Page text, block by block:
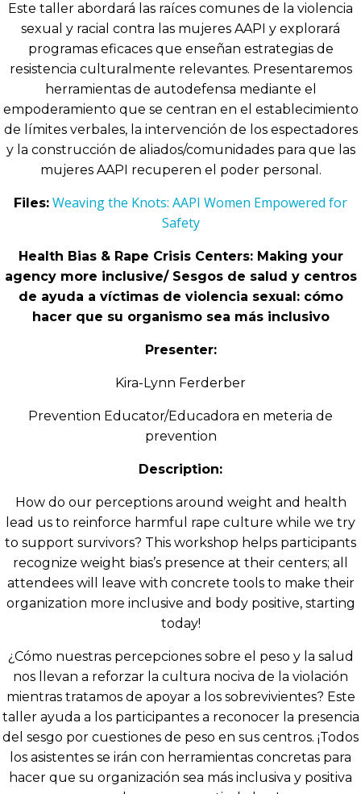
Este taller abordará las raíces comunes de la violencia
sexual y racial contra las mujeres AAPI y explorará
programas eficaces que enseñan estrategias de
resistencia culturalmente relevantes. Presentaremos
herramientas de autodefensa mediante el
empoderamiento que se centran en el establecimiento
de límites verbales, la intervención de los espectadores
y la construcción de aliados/comunidades para que las
mujeres AAPI recuperen el poder personal.
Files: Weaving the Knots: AAPI Women Empowered for
Safety
Health Bias & Rape Crisis Centers: Making your
agency more inclusive/ Sesgos de salud y centros
de ayuda a víctimas de violencia sexual: cómo
hacer que su organismo sea más inclusivo
Presenter:
Kira-Lynn Ferderber
Prevention Educator/Educadora en meteria de
prevention
Description:
How do our perceptions around weight and health
lead us to reinforce harmful rape culture while we try
to support survivors? This workshop helps participants
recognize weight bias’s presence at their centers; all
attendees will leave with concrete tools to make their
organization more inclusive and body positive, starting
today!
¿Cómo nuestras percepciones sobre el peso y la salud
nos llevan a reforzar la cultura nociva de la violación
mientras tratamos de apoyar a los sobrevivientes? Este
taller ayuda a los participantes a reconocer la presencia
del sesgo por cuestiones de peso en sus centros. ¡Todos
los asistentes se irán con herramientas concretas para
hacer que su organización sea más inclusiva y positiva